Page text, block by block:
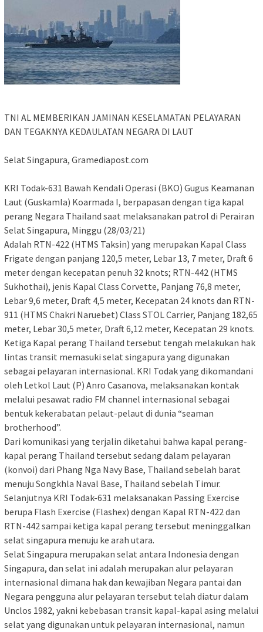
TNI AL MEMBERIKAN JAMINAN KESELAMATAN PELAYARAN
DAN TEGAKNYA KEDAULATAN NEGARA DI LAUT
Selat Singapura, Gramediapost.com
KRI Todak-631 Bawah Kendali Operasi (BKO) Gugus Keamanan
Laut (Guskamla) Koarmada I, berpapasan dengan tiga kapal
perang Negara Thailand saat melaksanakan patrol di Perairan
Selat Singapura, Minggu (28/03/21)
Adalah RTN-422 (HTMS Taksin) yang merupakan Kapal Class
Frigate dengan panjang 120,5 meter, Lebar 13, 7 meter, Draft 6
meter dengan kecepatan penuh 32 knots; RTN-442 (HTMS
Sukhothai), jenis Kapal Class Corvette, Panjang 76,8 meter,
Lebar 9,6 meter, Draft 4,5 meter, Kecepatan 24 knots dan RTN-
911 (HTMS Chakri Naruebet) Class STOL Carrier, Panjang 182,65
meter, Lebar 30,5 meter, Draft 6,12 meter, Kecepatan 29 knots.
Ketiga Kapal perang Thailand tersebut tengah melakukan hak
lintas transit memasuki selat singapura yang digunakan
sebagai pelayaran internasional. KRI Todak yang dikomandani
oleh Letkol Laut (P) Anro Casanova, melaksanakan kontak
melalui pesawat radio FM channel internasional sebagai
bentuk kekerabatan pelaut-pelaut di dunia “seaman
brotherhood”.
Dari komunikasi yang terjalin diketahui bahwa kapal perang-
kapal perang Thailand tersebut sedang dalam pelayaran
(konvoi) dari Phang Nga Navy Base, Thailand sebelah barat
menuju Songkhla Naval Base, Thailand sebelah Timur.
Selanjutnya KRI Todak-631 melaksanakan Passing Exercise
berupa Flash Exercise (Flashex) dengan Kapal RTN-422 dan
RTN-442 sampai ketiga kapal perang tersebut meninggalkan
selat singapura menuju ke arah utara.
Selat Singapura merupakan selat antara Indonesia dengan
Singapura, dan selat ini adalah merupakan alur pelayaran
internasional dimana hak dan kewajiban Negara pantai dan
Negara pengguna alur pelayaran tersebut telah diatur dalam
Unclos 1982, yakni kebebasan transit kapal-kapal asing melalui
selat yang digunakan untuk pelayaran internasional, namun